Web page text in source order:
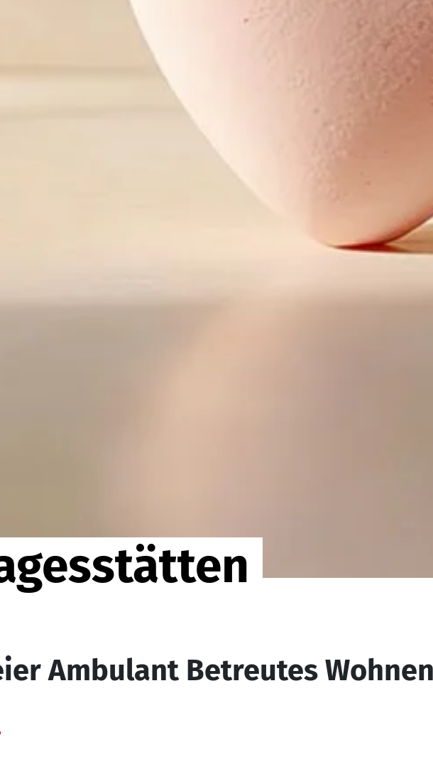
Ambulant Betreutes